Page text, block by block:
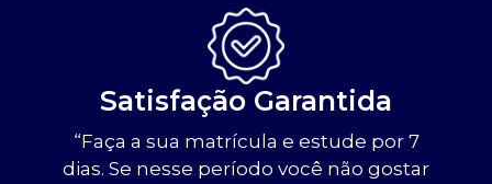
Satisfação Garantida
“Faça a sua matrícula e estude por 7
dias. Se nesse período você não gostar